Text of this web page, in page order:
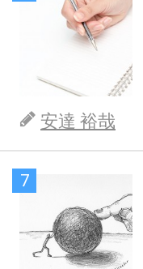
安達 裕哉
7